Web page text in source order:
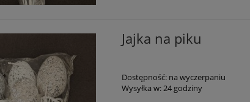
Jajka na piku
Dostępność: na wyczerpaniu
Wysyłka w:24 godziny